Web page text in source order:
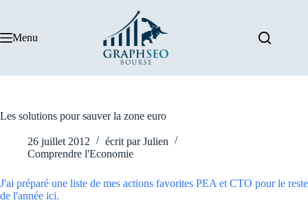
Menu
Les solutions pour sauver la zone euro
26 juillet 2012 écrit par Julien
Comprendre l'Economie
J'ai préparé une liste de mes actions favorites PEA et CTO pour le reste
de l'année ici.